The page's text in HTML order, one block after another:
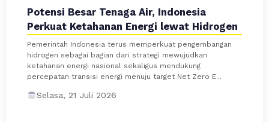
Potensi Besar Tenaga Air, Indonesia
Perkuat Ketahanan Energi lewat Hidrogen
Pemerintah Indonesia terus memperkuat pengembangan
hidrogen sebagai bagian dari strategi mewujudkan
ketahanan energi nasional sekaligus mendukung
percepatan transisi energi menuju target Net Zero E...
Selasa, 21 Juli 2026